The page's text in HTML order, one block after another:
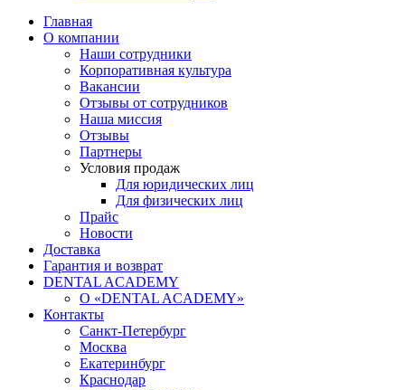
Главная
О компании
Наши сотрудники
Корпоративная культура
Вакансии
Отзывы от сотрудников
Наша миссия
Отзывы
Партнеры
Условия продаж
Для юридических лиц
Для физических лиц
Прайс
Новости
Доставка
Гарантия и возврат
DENTAL ACADEMY
О «DENTAL ACADEMY»
Контакты
Санкт-Петербург
Москва
Екатеринбург
Краснодар